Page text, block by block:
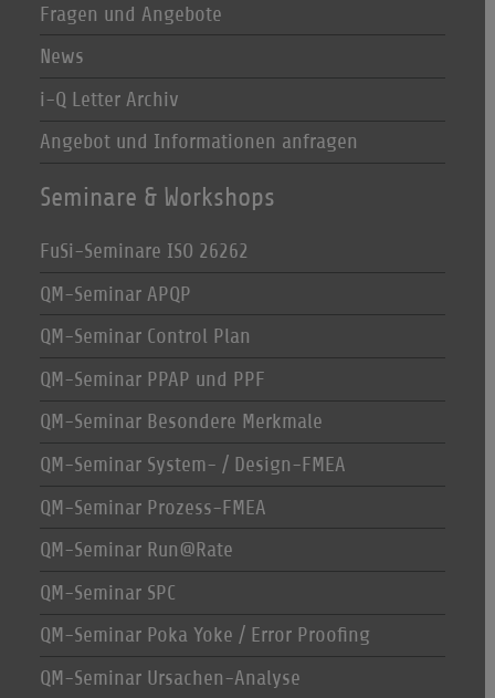
Fragen und Angebote
News
i-Q Letter Archiv
Angebot und Informationen anfragen
Seminare & Workshops
FuSi-Seminare ISO 26262
QM-Seminar APQP
QM-Seminar Control Plan
QM-Seminar PPAP und PPF
QM-Seminar Besondere Merkmale
QM-Seminar System- / Design-FMEA
QM-Seminar Prozess-FMEA
QM-Seminar Run@Rate
QM-Seminar SPC
QM-Seminar Poka Yoke / Error Proofing
QM-Seminar Ursachen-Analyse